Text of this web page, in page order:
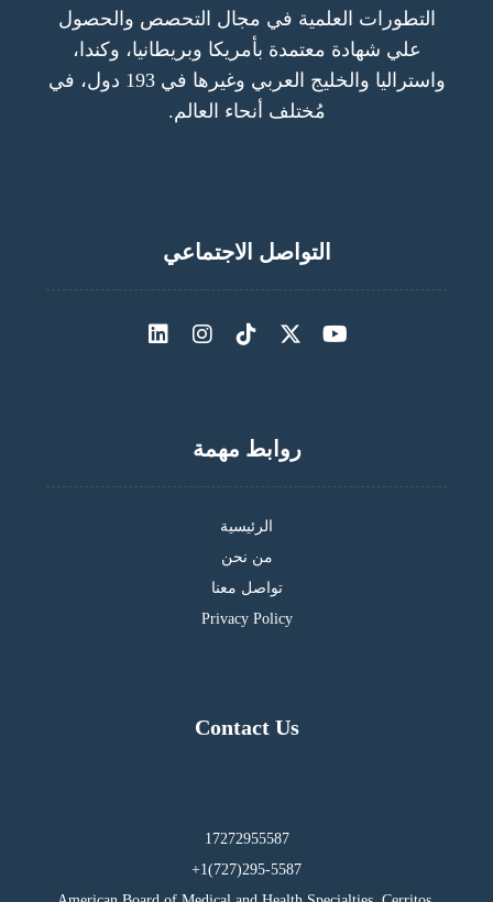
التطورات العلمية في مجال التحصص والحصول
علي شهادة معتمدة بأمريكا وبريطانيا، وكندا،
واستراليا والخليج العربي وغيرها في 193 دول، في
مُختلف أنحاء العالم.
التواصل الاجتماعي
روابط مهمة
الرئيسية
من نحن
تواصل معنا
Privacy Policy
Contact Us
17272955587
295-5587(727)1+